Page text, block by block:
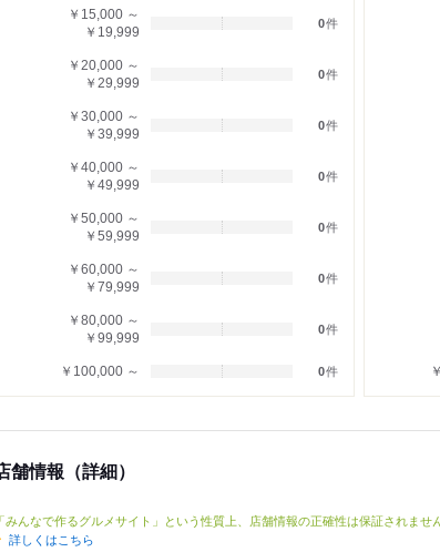
￥15,000 ～
￥19,999
0件
￥20,000 ～
￥29,999
0件
￥30,000 ～
￥39,999
0件
￥40,000 ～
￥49,999
0件
￥50,000 ～
￥59,999
0件
￥60,000 ～
￥79,999
0件
￥80,000 ～
￥99,999
0件
￥100,000 ～ 0件
舗情報（詳細）
「みんなで作るグルメサイト」という性質上、店舗情報の正確性は保証されませ
詳しくはこちら